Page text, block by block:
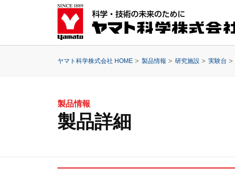
ヤマト科学株式会社 HOME 製品情報 研究施設 実験台
製品情報
製品詳細